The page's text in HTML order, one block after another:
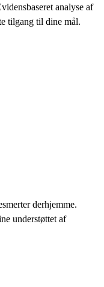
analyse af
tilgang til dine mål.
derhjemme.
understøttet af